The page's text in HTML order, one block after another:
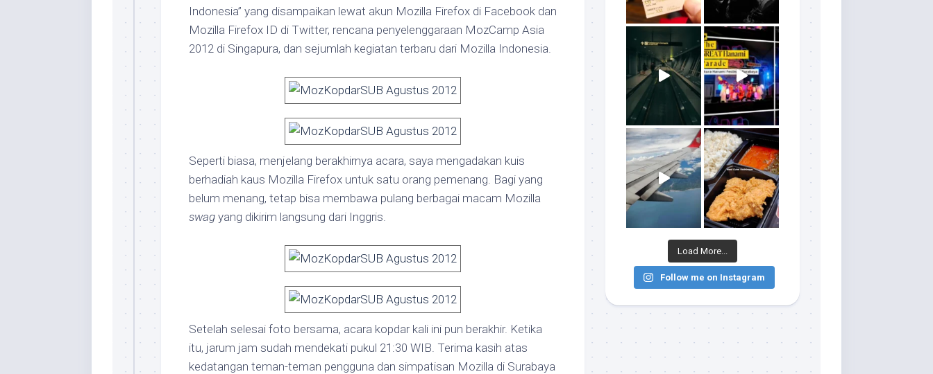
Indonesia” yang disampaikan lewat akun Mozilla Firefox di Facebook dan
Mozilla Firefox ID di Twitter, rencana penyelenggaraan MozCamp Asia
2012 di Singapura, dan sejumlah kegiatan terbaru dari Mozilla Indonesia.
Seperti biasa, menjelang berakhirnya acara, saya mengadakan kuis
berhadiah kaus Mozilla Firefox untuk satu orang pemenang. Bagi yang
belum menang, tetap bisa membawa pulang berbagai macam Mozilla
swag yang dikirim langsung dari Inggris.
Setelah selesai foto bersama, acara kopdar kali ini pun berakhir. Ketika
itu, jarum jam sudah mendekati pukul 21:30 WIB. Terima kasih atas
kedatangan teman-teman pengguna dan simpatisan Mozilla di Surabaya
Load More...
Follow me on Instagram